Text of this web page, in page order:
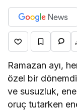
Ramazan ayı,
özel bir
ve susuzluk,
oruç tutarken